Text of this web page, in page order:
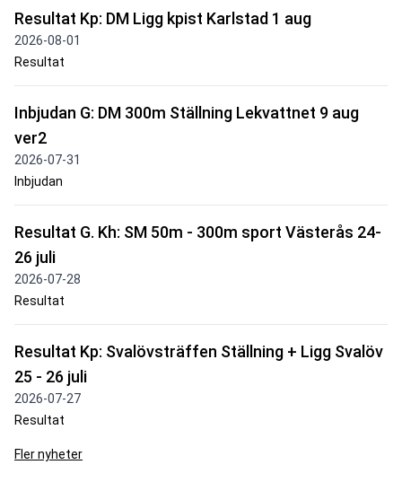
Resultat Kp: DM Ligg kpist Karlstad 1 aug
2026-08-01
Resultat
Inbjudan G: DM 300m Ställning Lekvattnet 9 aug
ver2
2026-07-31
Inbjudan
Resultat G. Kh: SM 50m - 300m sport Västerås 24-
26 juli
2026-07-28
Resultat
Resultat Kp: Svalövsträffen Ställning + Ligg Svalöv
25 - 26 juli
2026-07-27
Resultat
Fler nyheter